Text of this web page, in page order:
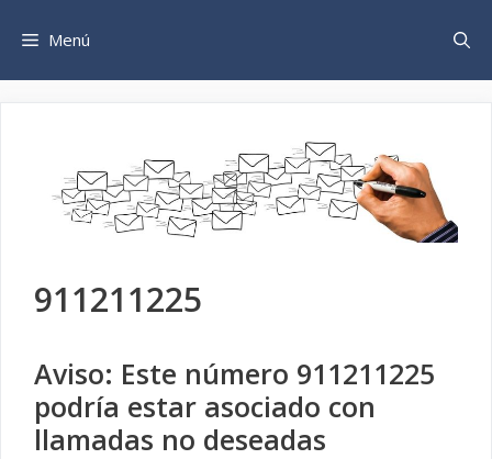
Menú
911211225
Aviso: Este número 911211225
podría estar asociado con
llamadas no deseadas